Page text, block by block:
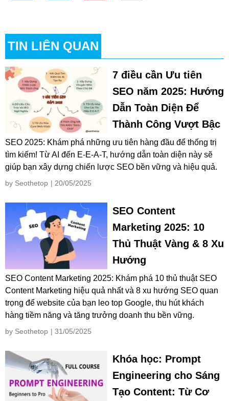
TIN LIÊN QUAN
7 điều cần Ưu tiên
SEO năm 2025: Hướng
Dẫn Toàn Diện Để
Thành Công Vượt Bậc
SEO 2025: Khám phá những ưu tiên hàng đầu để thống trị
tìm kiếm! Từ AI đến E-E-A-T, hướng dẫn toàn diện này sẽ
giúp bạn xây dựng chiến lược SEO bền vững và hiệu quả.
by Seothetop | 20/05/2025
SEO Content
Marketing 2025: 10
Thủ Thuật Vàng & 8 Xu
Hướng
SEO Content Marketing 2025: Khám phá 10 thủ thuật SEO
Content Marketing hiệu quả nhất và 8 xu hướng SEO quan
trọng để website của bạn leo top Google, thu hút khách
hàng tiềm năng và tăng trưởng doanh thu bền vững.
by Seothetop | 31/05/2025
Khóa học: Prompt
Engineering cho Sáng
Tạo Content: Từ Cơ